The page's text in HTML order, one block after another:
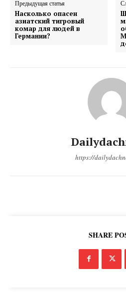
Предыдущая статья
Насколько опасен
азиатский тигровый
комар для людей в
Германии?
https://
SHARE